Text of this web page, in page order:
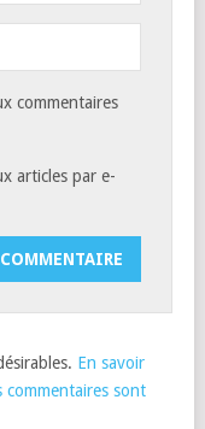
commentaires
articles par e-
En savoir
commentaires sont